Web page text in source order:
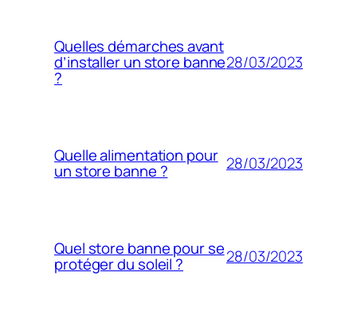
Quelles démarches avant
d’installer un store banne
?
28/03/2023
Quelle alimentation pour
un store banne ? 28/03/2023
Quel store banne pour se
protéger du soleil ? 28/03/2023